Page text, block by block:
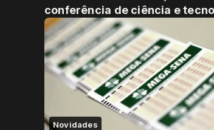
conferência de ciência e
Novidades